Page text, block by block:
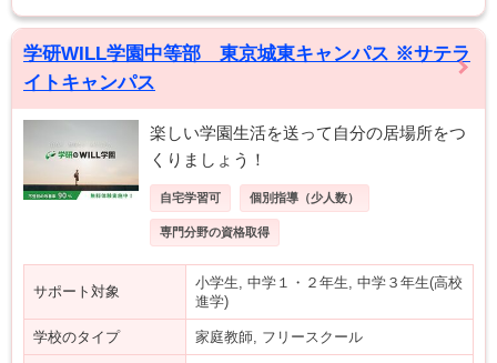
学研WILL学園中等部 東京城東キャンパス ※サテラ
イトキャンパス
楽しい学園生活を送って自分の居場所をつ
くりましょう！
自宅学習可 個別指導（少人数）
専門分野の資格取得
サポート対象
小学生, 中学１・２年生, 中学３年生(高校
進学)
学校のタイプ 家庭教師, フリースクール